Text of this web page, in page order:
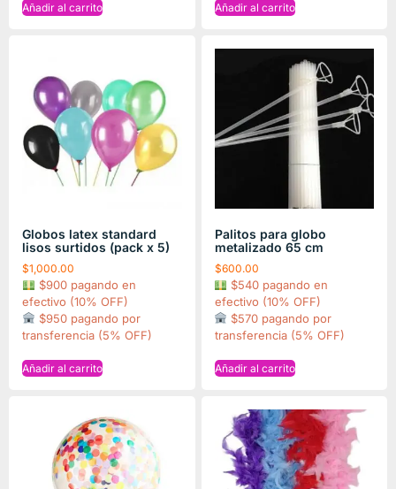
Añadir al carrito Añadir al carrito
Globos latex standard
lisos surtidos (pack x 5)
$1,000.00
$900 pagando en
efectivo (10% OFF)
$950 pagando por
transferencia (5% OFF)
Añadir al carrito
Palitos para globo
metalizado 65 cm
$600.00
$540 pagando en
efectivo (10% OFF)
$570 pagando por
transferencia (5% OFF)
Añadir al carrito